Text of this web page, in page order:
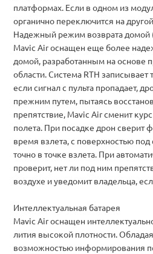
платформах. Если в одном из
органично переключится на
Надежный режим возврата домой
Mavic Air оснащен еще более
домой, разработанным на основе
области. Система RTH
если сигнал с пульта пропадает,
прежним путем, пытаясь
препятствие, Mavic Air сменит
полета. При посадке дрон сверит
время взлета, с поверхностью
точно в точке взлета. При
проверит, нет ли под ним
воздухе и уведомит владельца,
Интеллектуальная батарея
Mavic Air оснащен
лития высокой плотности.
возможностью информирования